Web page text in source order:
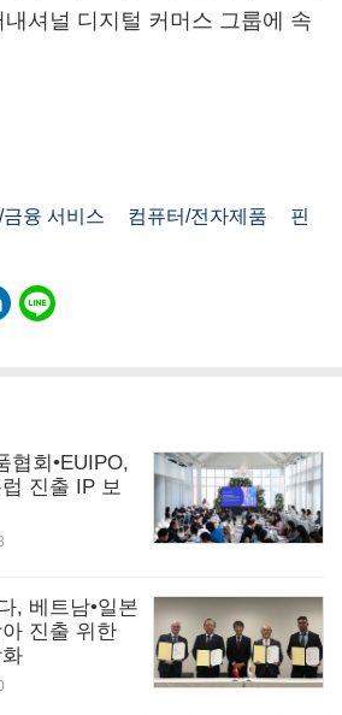
셔널 디지털 커머스 그룹에 속
금융 서비스 컴퓨터/전자제품
핀
협회•EUIPO,
진출 IP 보
, 베트남•일본
진출 위한